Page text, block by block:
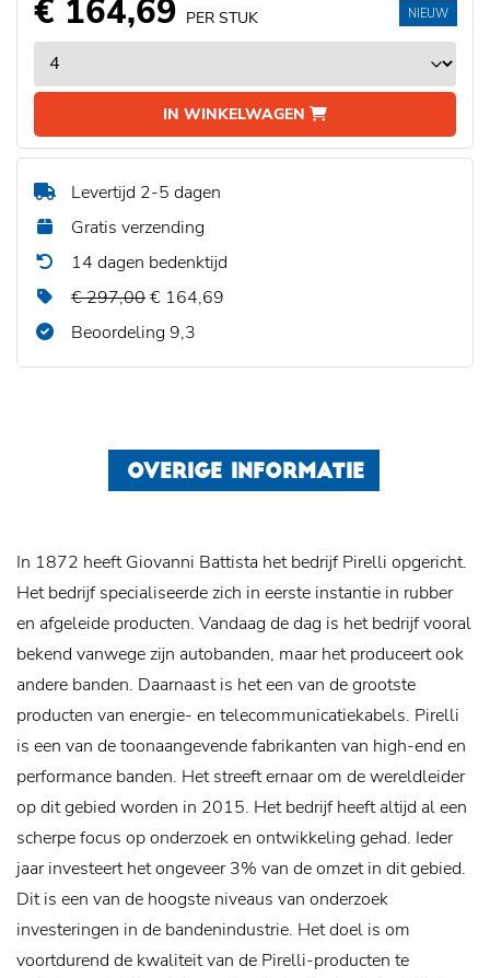
€ 164,69 PER STUK
IN WINKELWAGEN
NIEUW
Levertijd 2-5 dagen
Gratis verzending
14 dagen bedenktijd
€ 297,00€ 164,69
Beoordeling 9,3
OVERIGE INFORMATIE
In 1872 heeft Giovanni Battista het bedrijf Pirelli opgericht.
Het bedrijf specialiseerde zich in eerste instantie in rubber
en afgeleide producten. Vandaag de dag is het bedrijf vooral
bekend vanwege zijn autobanden, maar het produceert ook
andere banden. Daarnaast is het een van de grootste
producten van energie- en telecommunicatiekabels. Pirelli
is een van de toonaangevende fabrikanten van high-end en
performance banden. Het streeft ernaar om de wereldleider
op dit gebied worden in 2015. Het bedrijf heeft altijd al een
scherpe focus op onderzoek en ontwikkeling gehad. Ieder
jaar investeert het ongeveer 3% van de omzet in dit gebied.
Dit is een van de hoogste niveaus van onderzoek
investeringen in de bandenindustrie. Het doel is om
voortdurend de kwaliteit van de Pirelli-producten te